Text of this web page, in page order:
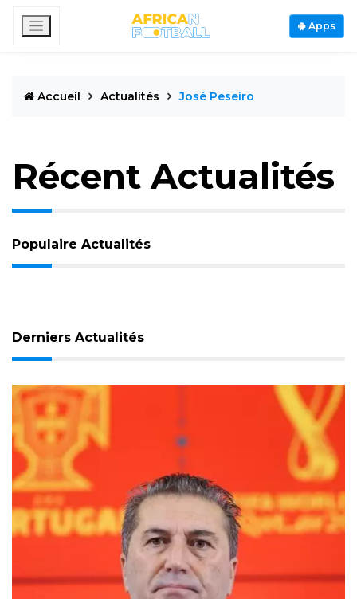
Apps
Accueil Actualités José Peseiro
Récent Actualités
Populaire Actualités
Derniers Actualités